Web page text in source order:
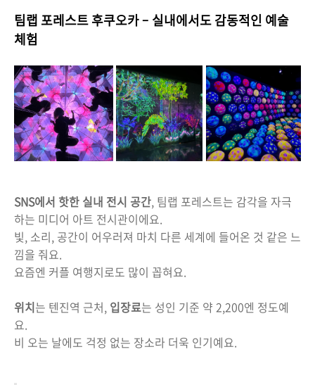
팀랩 포레스트 후쿠오카 – 실내에서도 감동적인 예술
체험
SNS에서 핫한 실내 전시 공간, 팀랩 포레스트는 감각을 자극
하는 미디어 아트 전시관이에요.
빛, 소리, 공간이 어우러져 마치 다른 세계에 들어온 것 같은 느
낌을 줘요.
요즘엔 커플 여행지로도 많이 꼽혀요.
위치는 텐진역 근처, 입장료는 성인 기준 약 2,200엔 정도예
요.
비 오는 날에도 걱정 없는 장소라 더욱 인기예요.